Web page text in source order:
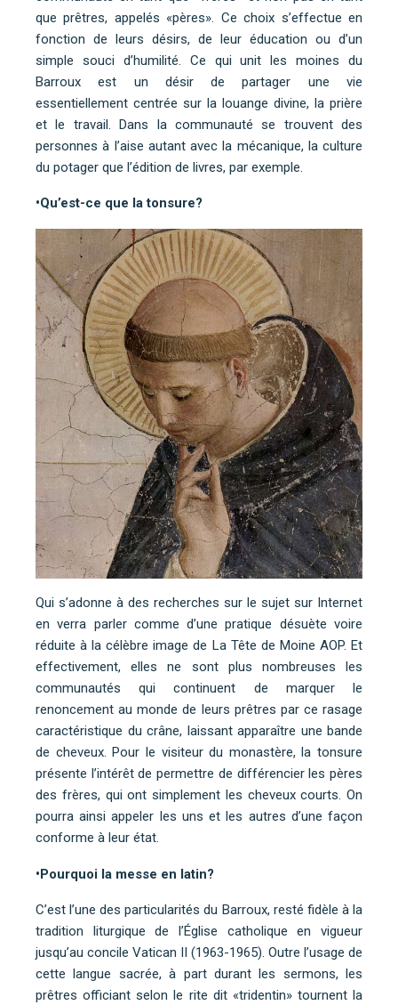
que prêtres, appelés «pères». Ce choix s’effectue en
fonction de leurs désirs, de leur éducation ou d’un
simple souci d’humilité. Ce qui unit les moines du
Barroux est un désir de partager une vie
essentiellement centrée sur la louange divine, la prière
et le travail. Dans la communauté se trouvent des
personnes à l’aise autant avec la mécanique, la culture
du potager que l’édition de livres, par exemple.
•Qu’est-ce que la tonsure?
Qui s’adonne à des recherches sur le sujet sur Internet
en verra parler comme d’une pratique désuète voire
réduite à la célèbre image de La Tête de Moine AOP. Et
effectivement, elles ne sont plus nombreuses les
communautés qui continuent de marquer le
renoncement au monde de leurs prêtres par ce rasage
caractéristique du crâne, laissant apparaître une bande
de cheveux. Pour le visiteur du monastère, la tonsure
présente l’intérêt de permettre de différencier les pères
des frères, qui ont simplement les cheveux courts. On
pourra ainsi appeler les uns et les autres d’une façon
conforme à leur état.
•Pourquoi la messe en latin?
C’est l’une des particularités du Barroux, resté fidèle à la
tradition liturgique de l’Église catholique en vigueur
jusqu’au concile Vatican II (1963-1965). Outre l’usage de
cette langue sacrée, à part durant les sermons, les
prêtres officiant selon le rite dit «tridentin» tournent la